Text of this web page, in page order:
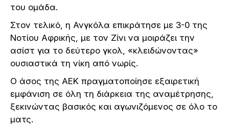
του ομάδα.
Στον τελικό, η Ανγκόλα επικράτησε με 3-0 της
Νοτίου Αφρικής, με τον Ζίνι να μοιράζει την
ασίστ για το δεύτερο γκολ, «κλειδώνοντας»
ουσιαστικά τη νίκη από νωρίς.
Ο άσος της ΑΕΚ πραγματοποίησε εξαιρετική
εμφάνιση σε όλη τη διάρκεια της αναμέτρησης,
ξεκινώντας βασικός και αγωνιζόμενος σε όλο το
ματς.